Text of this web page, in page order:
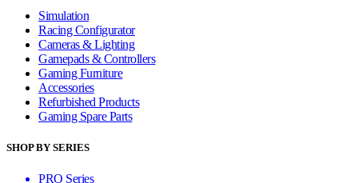
Simulation
Racing Configurator
Cameras & Lighting
Gamepads & Controllers
Gaming Furniture
Accessories
Refurbished Products
Gaming Spare Parts
SHOP BY SERIES
PRO Series